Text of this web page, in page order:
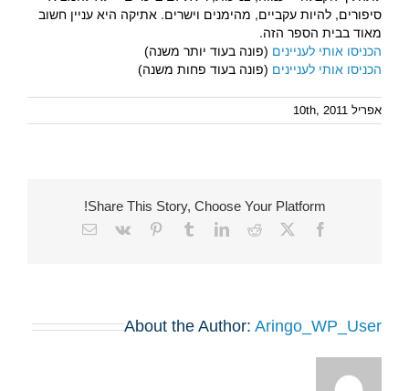
סיפורים, להיות עקביים, מהימנים וישרים. אתיקה היא עניין חשוב
מאוד בבית הספר הזה.
הכניסו אותי לעניינים (פונה בעוד יותר משנה)
הכניסו אותי לעניינים (פונה בעוד פחות משנה)
אפריל 10th, 2011
Share This Story, Choose Your Platform!
Facebook
X
Reddit
LinkedIn
Tumblr
Pinterest
Vk
Email
About the Author: Aringo_WP_User